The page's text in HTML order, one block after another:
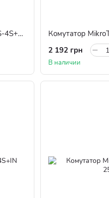
Комутатор MikroTik CRS328-4C-20S-4S+RM
2 192 грн
В наличии